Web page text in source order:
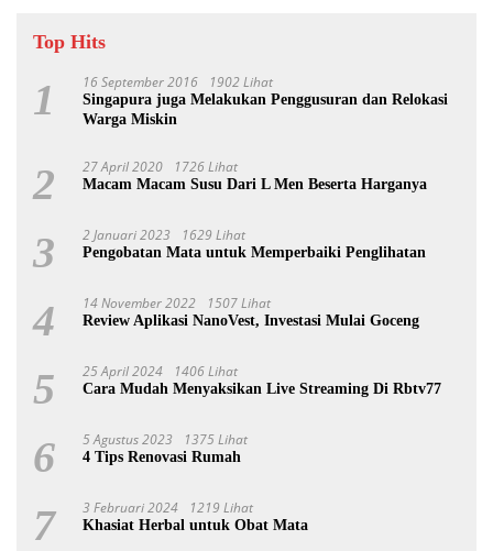
Top Hits
1 16 September 2016 1902 Lihat
Singapura juga Melakukan Penggusuran dan Relokasi
Warga Miskin
2 27 April 2020 1726 Lihat
Macam Macam Susu Dari L Men Beserta Harganya
3 2 Januari 2023 1629 Lihat
Pengobatan Mata untuk Memperbaiki Penglihatan
4 14 November 2022 1507 Lihat
Review Aplikasi NanoVest, Investasi Mulai Goceng
5 25 April 2024 1406 Lihat
Cara Mudah Menyaksikan Live Streaming Di Rbtv77
6 5 Agustus 2023 1375 Lihat
4 Tips Renovasi Rumah
7 3 Februari 2024 1219 Lihat
Khasiat Herbal untuk Obat Mata